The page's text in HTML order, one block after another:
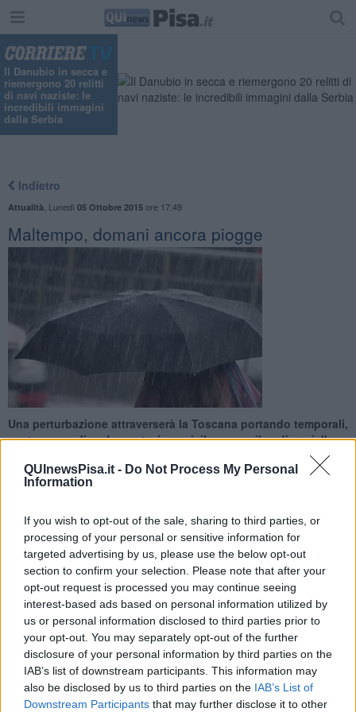
QUInewsPisa.it - Do Not Process My Personal
Information
If you wish to opt-out of the sale, sharing to third parties, or
processing of your personal or sensitive information for
targeted advertising by us, please use the below opt-out
section to confirm your selection. Please note that after your
opt-out request is processed you may continue seeing
interest-based ads based on personal information utilized by
us or personal information disclosed to third parties prior to
your opt-out. You may separately opt-out of the further
disclosure of your personal information by third parties on the
IAB’s list of downstream participants. This information may
also be disclosed by us to third parties on the IAB’s List of
Downstream Participants that may further disclose it to other
Il Danubio in secca e
riemergono 20 relitti
di navi naziste: le
incredibili immagini
dalla Serbia
Indietro
Attualità Lunedì 05 Ottobre 2015ore 17:49
Maltempo, domani ancora piogge
Una perturbazione attraverserà la Toscana portando temporali,
vento e grandine. La protezione civile emana il codice giallo
PISA —Questo lunedì di sole, per gran parte della regione domani
sarà solo un ricordo. La sala operativa della protezione civile ha
infatti emanato uncodice gialloa causa di una perturbazione che
attraverserà l'intero paese.
I fenomeni si estenderanno su tutta la regione nel corso della
giornata, fino a mezzanotte. Il maltempo potrebbe portare con sè
temporali accompagnati daintense precipitazioni, fulmini, vento
e grandine.